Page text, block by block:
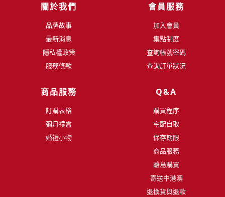
關於我們
品牌故事
最新消息
隱私權政策
服務條款
會員服務
加入會員
集點制度
查詢帳號密碼
查詢訂單狀況
商品服務
訂購表格
彌月禮盒
婚禮小物
Q&A
購買程序
宅配自取
保存期限
商品服務
離島購買
寄送中港澳
退換貨與退款